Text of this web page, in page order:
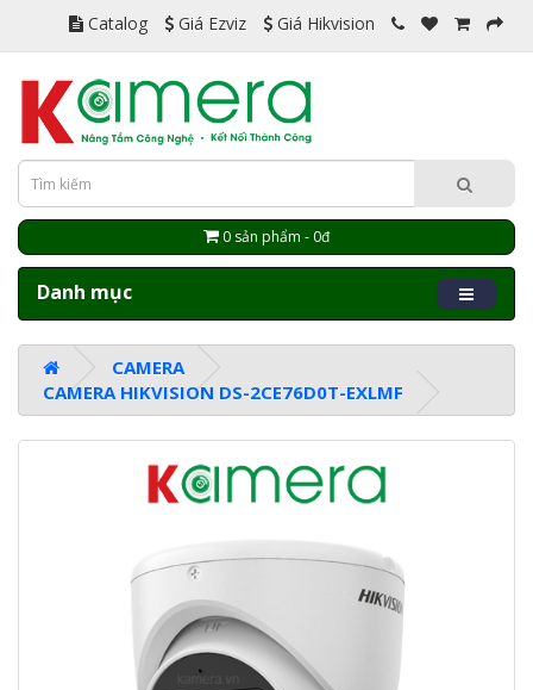
Catalog Giá Ezviz Giá Hikvision
0 sản phẩm - 0đ
Danh mục
CAMERA
CAMERA HIKVISION DS-2CE76D0T-EXLMF